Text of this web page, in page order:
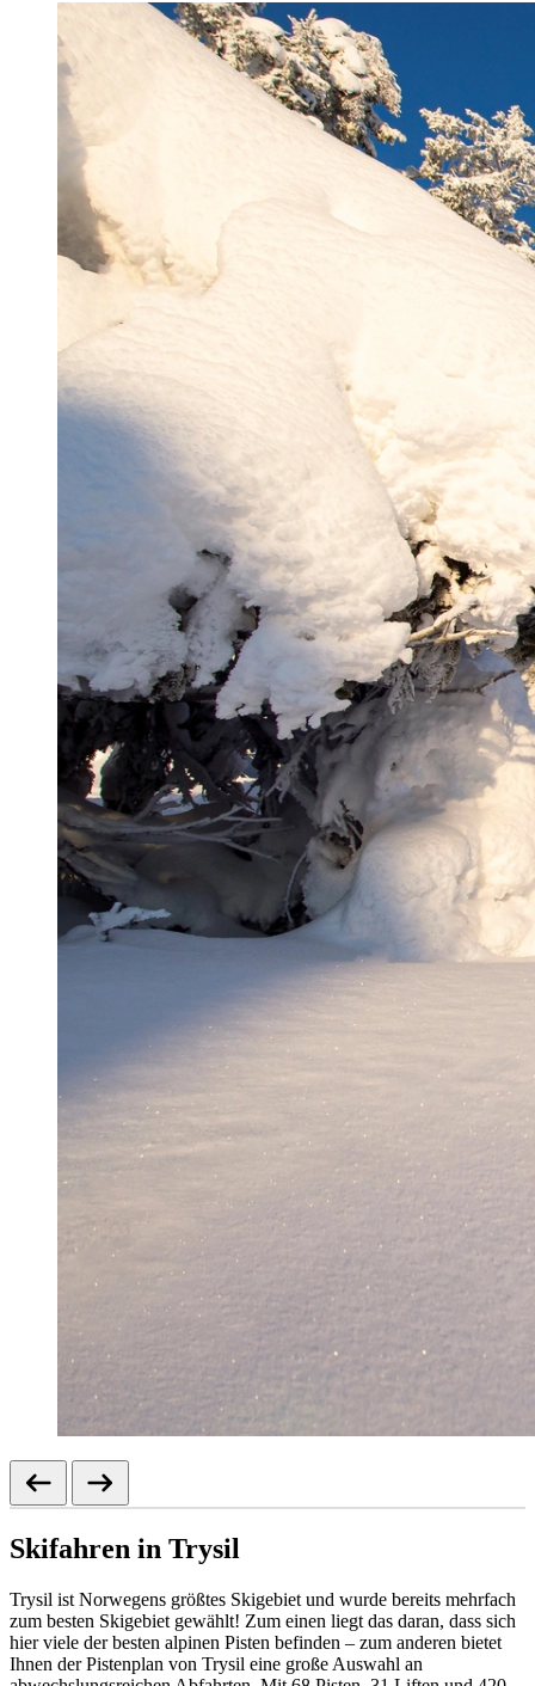
Skifahren in Trysil
Trysil ist Norwegens größtes Skigebiet und wurde bereits mehrfach
zum besten Skigebiet gewählt! Zum einen liegt das daran, dass sich
hier viele der besten alpinen Pisten befinden – zum anderen bietet
Ihnen der Pistenplan von Trysil eine große Auswahl an